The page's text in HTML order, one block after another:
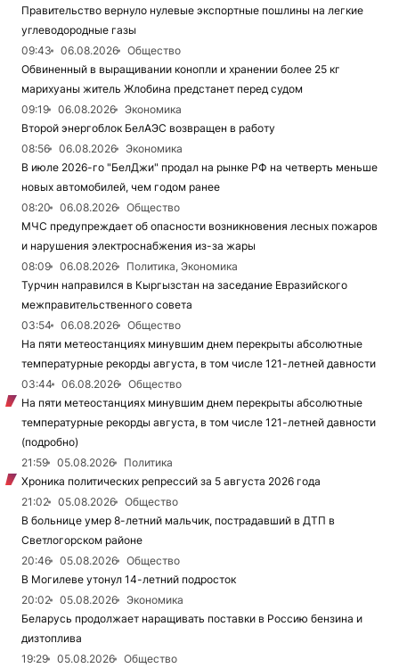
Правительство вернуло нулевые экспортные пошлины на легкие
углеводородные газы
09:43
06.08.2026
Общество
Обвиненный в выращивании конопли и хранении более 25 кг
марихуаны житель Жлобина предстанет перед судом
09:19
06.08.2026
Экономика
Второй энергоблок БелАЭС возвращен в работу
08:56
06.08.2026
Экономика
В июле 2026-го "БелДжи" продал на рынке РФ на четверть меньше
новых автомобилей, чем годом ранее
08:20
06.08.2026
Общество
МЧС предупреждает об опасности возникновения лесных пожаров
и нарушения электроснабжения из-за жары
08:09
06.08.2026
Политика, Экономика
Турчин направился в Кыргызстан на заседание Евразийского
межправительственного совета
03:54
06.08.2026
Общество
На пяти метеостанциях минувшим днем перекрыты абсолютные
температурные рекорды августа, в том числе 121-летней давности
03:44
06.08.2026
Общество
На пяти метеостанциях минувшим днем перекрыты абсолютные
температурные рекорды августа, в том числе 121-летней давности
(подробно)
21:59
05.08.2026
Политика
Хроника политических репрессий за 5 августа 2026 года
21:02
05.08.2026
Общество
В больнице умер 8-летний мальчик, пострадавший в ДТП в
Светлогорском районе
20:46
05.08.2026
Общество
В Могилеве утонул 14-летний подросток
20:02
05.08.2026
Экономика
Беларусь продолжает наращивать поставки в Россию бензина и
дизтоплива
19:29
05.08.2026
Общество